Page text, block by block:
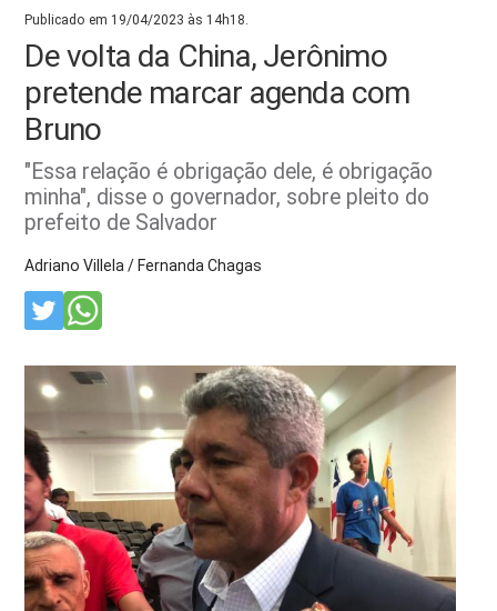
Publicado em 19/04/2023 às 14h18.
De volta da China, Jerônimo
pretende marcar agenda com
Bruno
"Essa relação é obrigação dele, é obrigação
minha", disse o governador, sobre pleito do
prefeito de Salvador
Adriano Villela / Fernanda Chagas